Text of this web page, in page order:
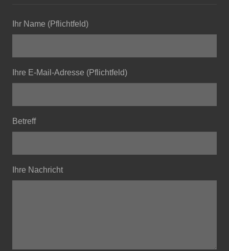
Ihr Name (Pflichtfeld)
Ihre E-Mail-Adresse (Pflichtfeld)
Betreff
Ihre Nachricht